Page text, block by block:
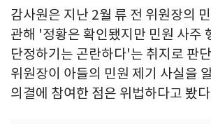
감사원은 지난 2월 류 전 위원장의
관해 '정황은 확인됐지만 민원 사주
단정하기는 곤란하다'는 취지로 판
위원장이 아들의 민원 제기 사실을
의결에 참여한 점은 위법하다고 봤